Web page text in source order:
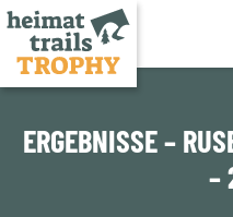
Zum
springen
ERGEBNISSE –
–